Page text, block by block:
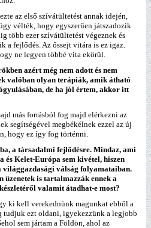
az első szívátültetést annak idején,
vélték, hogy egyszerűen játszadozik
több ezer szívátültetést végeznek és
a fejlődés. Az őssejt vitára is ez igaz.
ne legyen többé vita ekörül.
azért még nem adott és nem
valóban olyan terápiák, amik átható
de ha jól értem, akkor itt
más forrásból fog majd elérkezni az
segítségével megbékélnek ezzel az új
hogy ez így fog történni.
a társadalmi fejlődésre. Mindaz, ami
Kelet-Európa sem kivétel, hiszen
válság folyamataiban.
is tartalmazzák ennek a
valamit átadhat-e most?
ki kell verekednünk magunkat ebből a
tudjuk ezt oldani, igyekezzünk a legjobb
sem jártam a Földön, ahol az